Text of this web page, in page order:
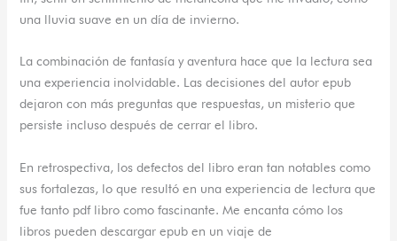
una lluvia suave en un día de invierno.
La combinación de fantasía y aventura hace que la lectura sea
una experiencia inolvidable. Las decisiones del autor epub
dejaron con más preguntas que respuestas, un misterio que
persiste incluso después de cerrar el libro.
En retrospectiva, los defectos del libro eran tan notables como
sus fortalezas, lo que resultó en una experiencia de lectura que
fue tanto pdf libro como fascinante. Me encanta cómo los
libros pueden descargar epub en un viaje de